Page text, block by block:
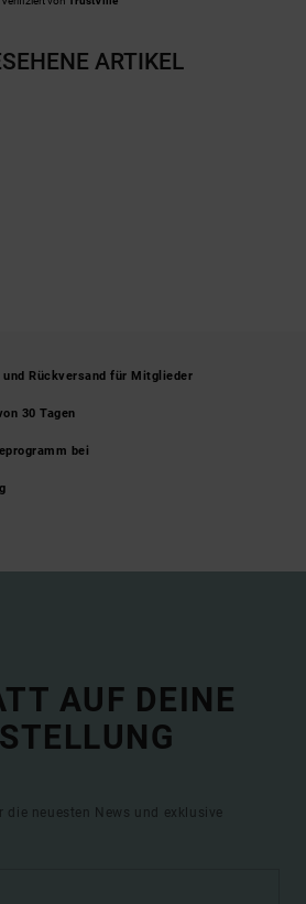
ARTIKEL
und Rückversand für Mitglieder
30 Tagen
bei
AUF DEINE
die neuesten News und exklusive